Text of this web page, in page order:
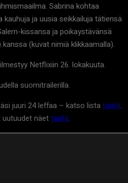
Sabrina kohtaa
ja uusia seikkailuja tätiensä
kissansa ja poikaystävänsä
kanssa (kuvat nimiä klikkaamalla).
Netflixiin 26. lokakuuta.
suomitrailerilla.
juuri 24 leffaa – katso listatäällä.
näettäällä.